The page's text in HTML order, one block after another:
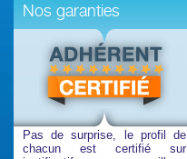
Nos garanties
Pas de surprise, le profil de
chacun est certifié sur